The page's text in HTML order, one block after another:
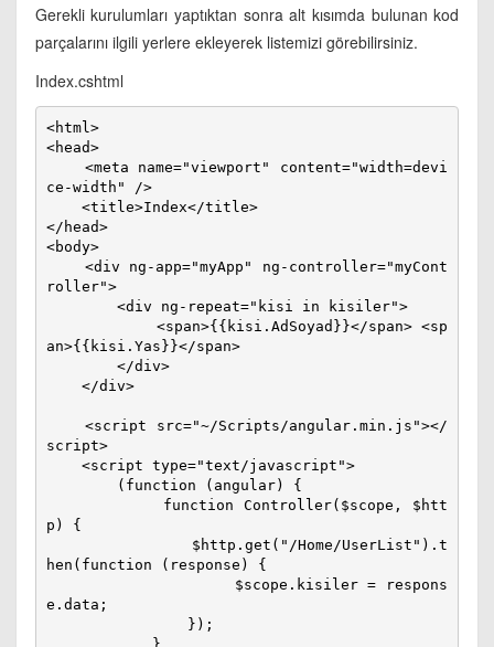
Gerekli kurulumları yaptıktan sonra alt kısımda bulunan kod
parçalarını ilgili yerlere ekleyerek listemizi görebilirsiniz.
Index.cshtml
<html>
<head>
ce-width" />
    <title>Index</title>
</head>
<body>
roller">
        <div ng-repeat="kisi in kisiler">
an>{{kisi.Yas}}</span>
        </div>
    </div>
    <script src="~/Scripts/angular.min.js"></
script>
    <script type="text/javascript">
p) {
hen(function (response) {
e.data;